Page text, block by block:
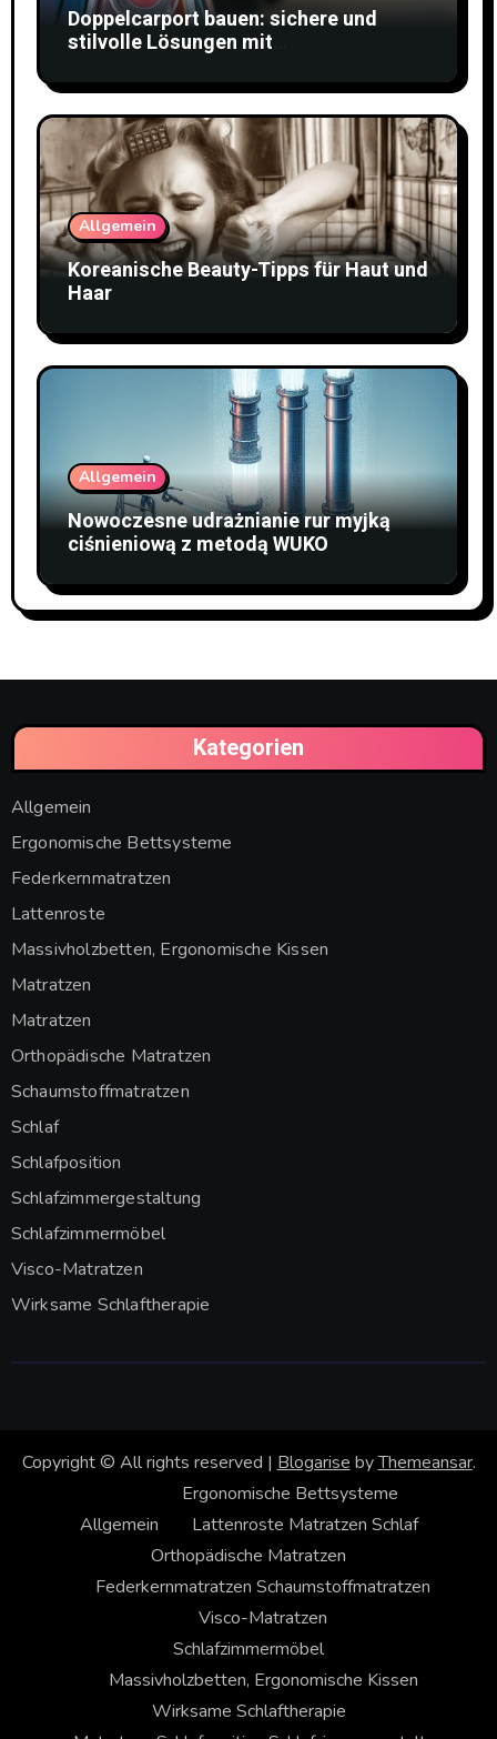
Doppelcarport bauen: sichere und
stilvolle Lösungen mit
Allgemein
Koreanische Beauty-Tipps für Haut und
Haar
Allgemein
Nowoczesne udrażnianie rur myjką
ciśnieniową z metodą WUKO
Kategorien
Allgemein
Ergonomische Bettsysteme
Federkernmatratzen
Lattenroste
Massivholzbetten, Ergonomische Kissen
Matratzen
Matratzen
Orthopädische Matratzen
Schaumstoffmatratzen
Schlaf
Schlafposition
Schlafzimmergestaltung
Schlafzimmermöbel
Visco-Matratzen
Wirksame Schlaftherapie
Copyright © All rights reserved | Blogarise byThemeansar.
Allgemein
Ergonomische Bettsysteme
Lattenroste Matratzen Schlaf
Orthopädische Matratzen
Federkernmatratzen Schaumstoffmatratzen
Visco-Matratzen
Schlafzimmermöbel
Massivholzbetten, Ergonomische Kissen
Wirksame Schlaftherapie